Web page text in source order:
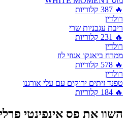
🔥
387 קלוריות
רולדין
ריבת עגבניות שרי
🔥
231 קלוריות
רולדין
ממרח ביאנקו אגוזי לוז
🔥
578 קלוריות
רולדין
טפנד זיתים ירוקים עם עלי אורגנו
🔥
184 קלוריות
השוו את פס אינפינטי